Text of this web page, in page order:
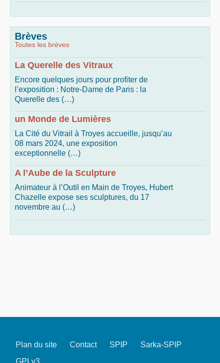
Brèves
Toutes les brèves
La Querelle des Vitraux
Encore quelques jours pour profiter de
l’exposition : Notre-Dame de Paris : la
Querelle des (…)
un Monde de Lumières
La Cité du Vitrail à Troyes accueille, jusqu’au
08 mars 2024, une exposition
exceptionnelle (…)
A l’Aube de la Sculpture
Animateur à l’Outil en Main de Troyes, Hubert
Chazelle expose ses sculptures, du 17
novembre au (…)
Plan du site Contact SPIP
Sarka-SPIP
GPLv3